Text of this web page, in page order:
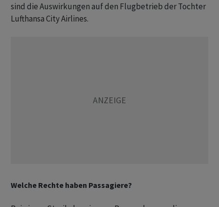
sind die Auswirkungen auf den Flugbetrieb der Tochter
Lufthansa City Airlines.
Welche Rechte haben Passagiere?